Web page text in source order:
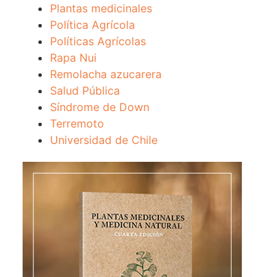
Plantas medicinales
Política Agrícola
Políticas Agrícolas
Rapa Nui
Remolacha azucarera
Salud Pública
Síndrome de Down
Terremoto
Universidad de Chile